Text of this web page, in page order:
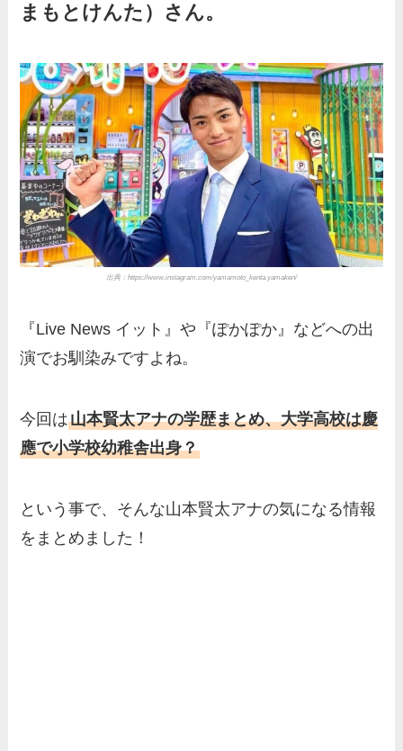
まもとけんた）さん。
出典：https://www.instagram.com/yamamoto_kenta.yamaken/
『Live News イット』や『ぽかぽか』などへの出
演でお馴染みですよね。
今回は山本賢太アナの学歴まとめ、大学高校は慶
應で小学校幼稚舎出身？
という事で、そんな山本賢太アナの気になる情報
をまとめました！